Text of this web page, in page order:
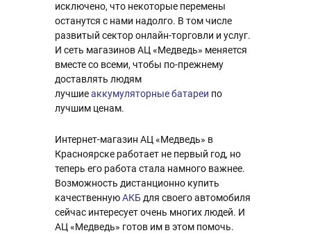
исключено, что некоторые перемены
останутся с нами надолго. В том числе
развитый сектор онлайн-торговли и услуг.
И сеть магазинов АЦ «Медведь» меняется
вместе со всеми, чтобы по-прежнему
доставлять людям
лучшиеаккумуляторные батареи по
лучшим ценам.
Интернет-магазин АЦ «Медведь» в
Красноярске работает не первый год, но
теперь его работа стала намного важнее.
Возможность дистанционно купить
качественнуюАКБ для своего автомобиля
сейчас интересует очень многих людей. И
АЦ «Медведь» готов им в этом помочь.